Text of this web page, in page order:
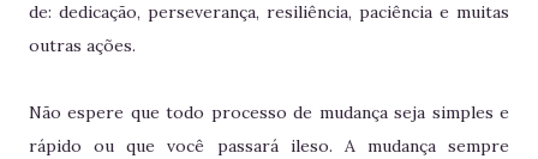
de: dedicação, perseverança, resiliência, paciência e muitas
outras ações.
Não espere que todo processo de mudança seja simples e
rápido ou que você passará ileso. A mudança sempre